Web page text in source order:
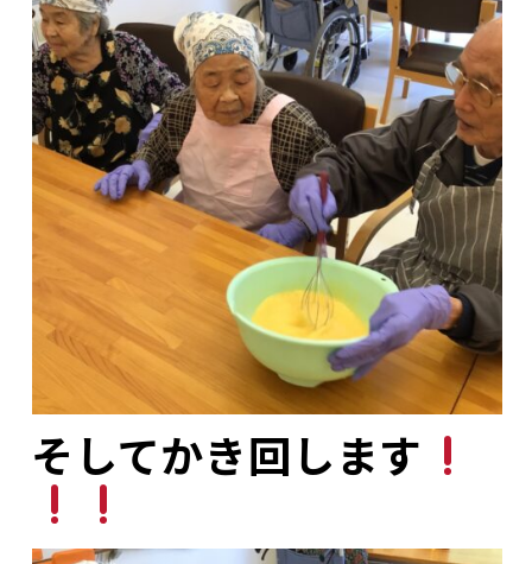
そしてかき回します